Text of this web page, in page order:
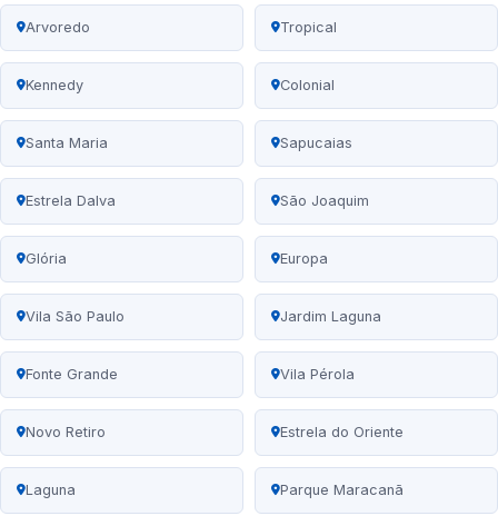
Arvoredo Tropical
Kennedy Colonial
Santa Maria Sapucaias
Estrela Dalva São Joaquim
Glória Europa
Vila São Paulo Jardim Laguna
Fonte Grande Vila Pérola
Novo Retiro Estrela do Oriente
Laguna Parque Maracanã